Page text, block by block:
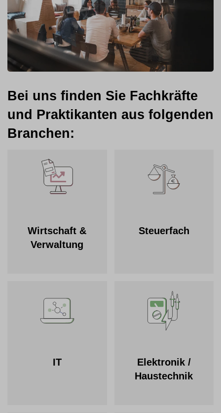
Bei uns finden Sie Fachkräfte
und Praktikanten aus folgenden
Branchen:
Wirtschaft &
Verwaltung
Steuerfach
IT
Elektronik /
Haustechnik